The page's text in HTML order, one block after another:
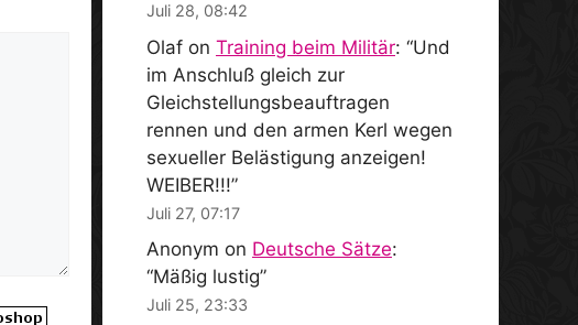
Juli 28, 08:42
Olaf on Training beim Militär: “Und
im Anschluß gleich zur
Gleichstellungsbeauftragen
rennen und den armen Kerl wegen
sexueller Belästigung anzeigen!
WEIBER!!!”
Juli 27, 07:17
Anonym on Deutsche Sätze:
“Mäßig lustig”
Juli 25, 23:33